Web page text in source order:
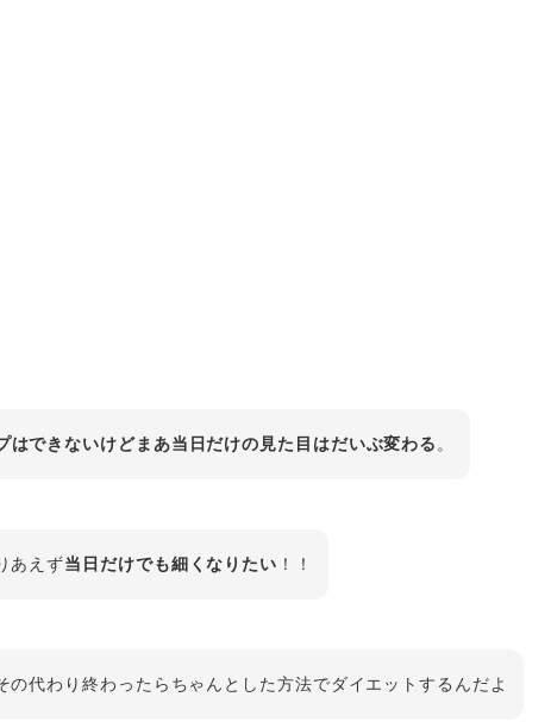
はできないけどまあ当日だけの見た目はだいぶ変わる 。
あえず当日だけでも細くなりたい ！！
の代わり終わったらちゃんとした方法でダイエットするんだよ